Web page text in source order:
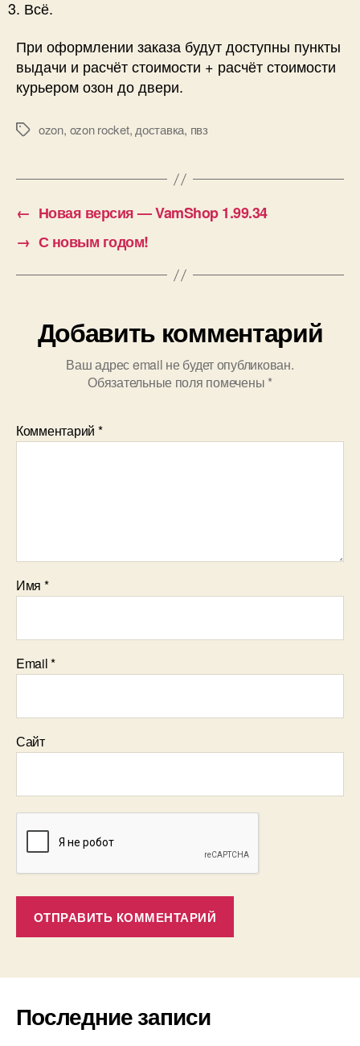
Всё.
При оформлении заказа будут доступны пункты
выдачи и расчёт стоимости + расчёт стоимости
курьером озон до двери.
Меткиozon, ozon rocket, доставка, пвз
← Новая версия — VamShop 1.99.34
→ С новым годом!
Добавить комментарий
Ваш адрес email не будет опубликован.
Обязательные поля помечены *
Комментарий *
Имя *
Email*
Сайт
Последние записи